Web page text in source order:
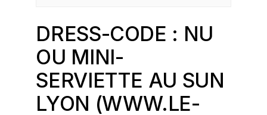
DRESS-CODE : NU
OU MINI-
SERVIETTE AU SUN
LYON (WWW.LE-